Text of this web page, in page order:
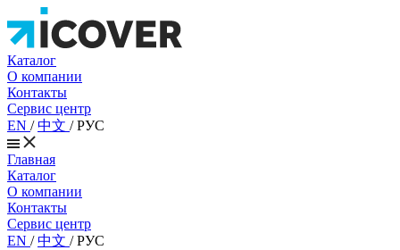
Каталог
О компании
Контакты
Сервис центр
EN /中文 /РУС
Главная
Каталог
О компании
Контакты
Сервис центр
EN /中文 /РУС